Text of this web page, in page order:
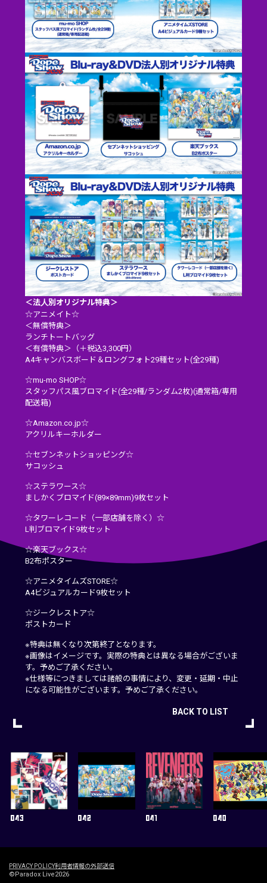
＜法人別オリジナル特典＞
☆アニメイト☆
＜無償特典＞
ランチトートバッグ
＜有償特典＞（＋税込3,300円）
A4キャンバスボード＆ロングフォト29種セット(全29種)
☆mu-mo SHOP☆
スタッフパス風ブロマイド(全29種/ランダム2枚)(通常箱/専用
配送箱)
☆Amazon.co.jp☆
アクリルキーホルダー
☆セブンネットショッピング☆
サコッシュ
☆ステラワース☆
ましかくブロマイド(89×89mm)9枚セット
☆タワーレコード（一部店舗を除く）☆
L判ブロマイド9枚セット
☆楽天ブックス☆
B2布ポスター
☆アニメタイムズSTORE☆
A4ビジュアルカード9枚セット
☆ジークレストア☆
ポストカード
※特典は無くなり次第終了となります。
※画像はイメージです。実際の特典とは異なる場合がございま
す。予めご了承ください。
※仕様等につきましては諸般の事情により、変更・延期・中止
になる可能性がございます。予めご了承ください。
BACK TO LIST
PRIVACY POLICY利用者情報の外部送信
©Paradox Live2026